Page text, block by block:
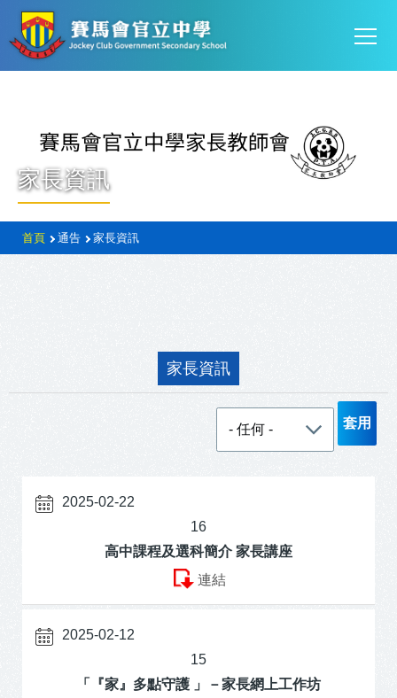
移至主內容
家長資訊
導
首頁 通告 家長資訊
家長資訊
2025-02-22
16
高中課程及選科簡介 家長講座
連結
2025-02-12
15
「『家』多點守護 」－家長網上工作坊